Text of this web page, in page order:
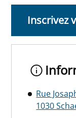
Inscrivez
Rue
1030